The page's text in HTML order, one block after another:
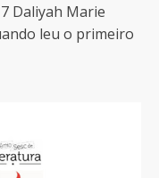
Daliyah Marie
leu o primeiro